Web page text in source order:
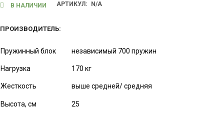
В НАЛИЧИИ АРТИКУЛ: N/A
ПРОИЗВОДИТЕЛЬ:
Пружинный блок независимый 700 пружин
Нагрузка 170 кг
Жесткость выше средней/ средняя
Высота, см 25